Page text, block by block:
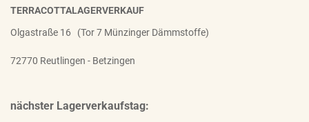
TERRACOTTALAGERVERKAUF
Olgastraße 16 (Tor 7 Münzinger Dämmstoffe)
72770 Reutlingen - Betzingen
nächster Lagerverkaufstag: